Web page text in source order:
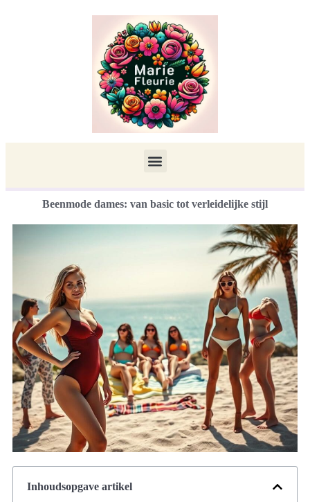
Beenmode dames: van basic tot verleidelijke stijl
Inhoudsopgave artikel